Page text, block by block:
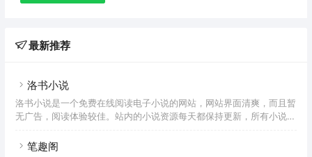
最新推荐
洛书小说
洛书小说是一个免费在线阅读电子小说的网站，网站界面清爽，而且暂
无广告，阅读体验较佳。站内的小说资源每天都保持更新，所有小说均
用，有两个问题比较丢分。第一个问题，洛书小说的小说资源数量并不
笔趣阁